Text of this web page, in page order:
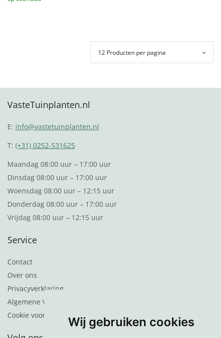
Wij gebruiken cookies
VasteTuinplanten.nl
E: info@vastetuinplanten.nl
T:(+31) 0252-531625
Maandag 08:00 uur – 17:00 uur
Dinsdag 08:00 uur – 17:00 uur
Woensdag 08:00 uur – 12:15 uur
Donderdag 08:00 uur – 17:00 uur
Vrijdag 08:00 uur – 12:15 uur
Service
Contact
Over ons
Privacyverklaring
Algemene Voorwaarden
Cookie voorkeuren